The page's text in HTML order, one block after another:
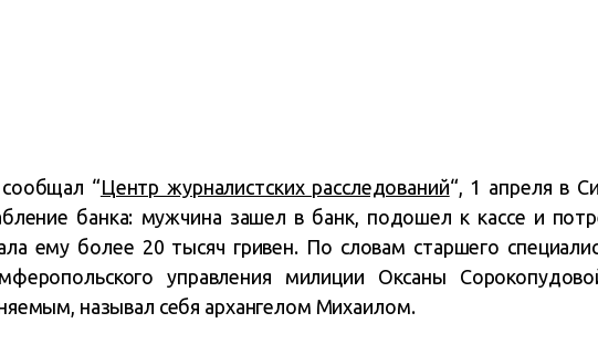
“Центр журналистских расследований“, 1 апреля в
банка: мужчина зашел в банк, подошел к кассе и
ему более 20 тысяч гривен. По словам старшего
управления милиции Оксаны
называл себя архангелом Михаилом.